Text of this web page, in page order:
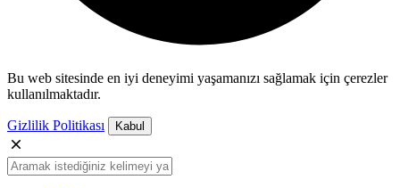
Bu web sitesinde en iyi deneyimi yaşamanızı sağlamak için çerezler
kullanılmaktadır.
Gizlilik Politikası Kabul